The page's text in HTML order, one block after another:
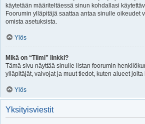
käytetään määriteltäessä sinun kohdallasi
Foorumin ylläpitäjä saattaa antaa sinulle oikeudet
omista asetuksista.
Ylös
Mikä on “Tiimi” linkki?
Tämä sivu näyttää sinulle listan foorumin
ylläpitäjät, valvojat ja muut tiedot, kuten alueet joita
Ylös
Yksityisviestit